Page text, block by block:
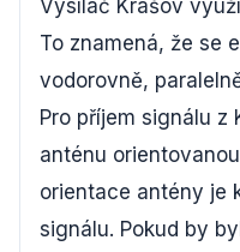
Vysílač Krašov
To znamená, že se
vodorovně,
Pro příjem signálu z
anténu
orientace antény je
signálu. Pokud by